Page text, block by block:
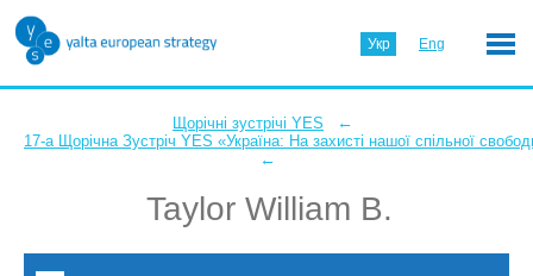
Укр Eng
Щорічні зустрічі YES ←
17-а Щорічна Зустріч YES «Україна: На захисті нашої спільної
←
Taylor William B.